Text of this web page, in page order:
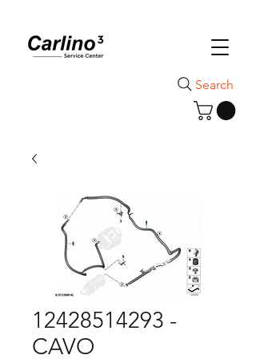
Search
12428514293 -
CAVO